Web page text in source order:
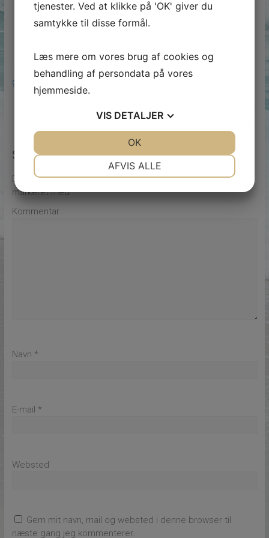
←
Uddannelsen til social- og sundhedshjælper: En vej til at
gøre en positiv forskel
→
Skriv et svar
Din e-mailadresse vil ikke blive publiceret.Krævede felter er
markeret med*
Kommentar
Navn *
E-mail *
Websted
Gem mit navn, mail og websted i denne browser til
næste gang jeg kommenterer.
tjenester. Ved at klikke på 'OK' giver du
samtykke til disse formål.
Læs mere om vores brug af cookies og
behandling af persondata på vores
hjemmeside.
VIS DETALJER
AFVIS ALLE
OK